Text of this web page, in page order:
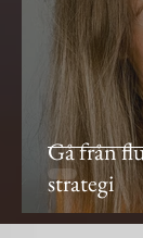
Gå från
strategi